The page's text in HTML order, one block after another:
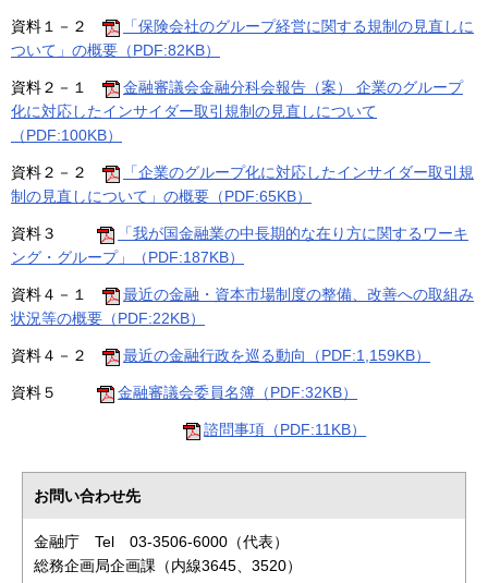
資料１－２
「保険会社のグループ経営に関する規制の見直しに
ついて」の概要（PDF:82KB）
資料２－１
金融審議会金融分科会報告（案） 企業のグループ
化に対応したインサイダー取引規制の見直しについて
（PDF:100KB）
資料２－２
「企業のグループ化に対応したインサイダー取引規
制の見直しについて」の概要（PDF:65KB）
資料３
「我が国金融業の中長期的な在り方に関するワーキ
ング・グループ」（PDF:187KB）
資料４－１
最近の金融・資本市場制度の整備、改善への取組み
状況等の概要（PDF:22KB）
資料４－２ 最近の金融行政を巡る動向（PDF:1,159KB）
資料５ 金融審議会委員名簿（PDF:32KB）
諮問事項（PDF:11KB）
お問い合わせ先
金融庁 Tel 03-3506-6000（代表）
総務企画局企画課（内線3645、3520）